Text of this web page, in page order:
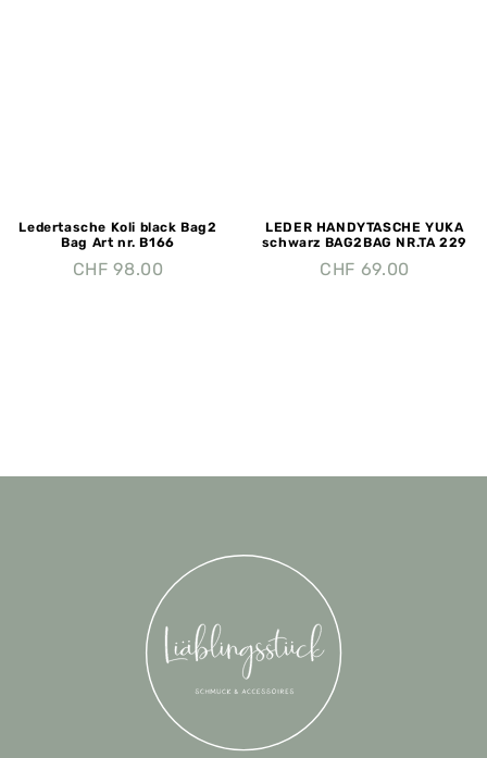
Ledertasche Koli black Bag2
Bag Art nr. B166
CHF 98.00
LEDER HANDYTASCHE YUKA
schwarz BAG2BAG NR.TA 229
CHF 69.00